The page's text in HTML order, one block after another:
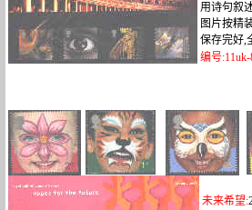
用诗句叙
图片按精
保存完好,
编号:
未来希望: